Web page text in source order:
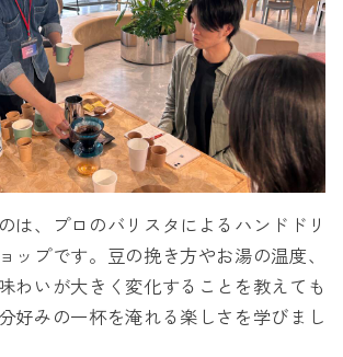
は、プロのバリスタによるハンドドリ
ップです。豆の挽き方やお湯の温度、
わいが大きく変化することを教えても
好みの一杯を淹れる楽しさを学びまし